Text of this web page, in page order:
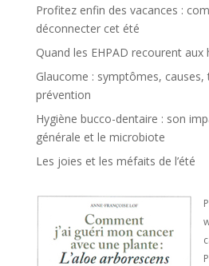
Profitez enfin des vacances :
déconnecter cet été
Quand les EHPAD recourent aux
Glaucome : symptômes,
prévention
Hygiène bucco-dentaire : son
générale et le microbiote
Les joies et les méfaits de l’été